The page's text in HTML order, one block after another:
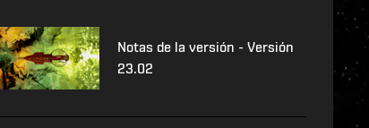
Notas de la versión - Versión
23.02